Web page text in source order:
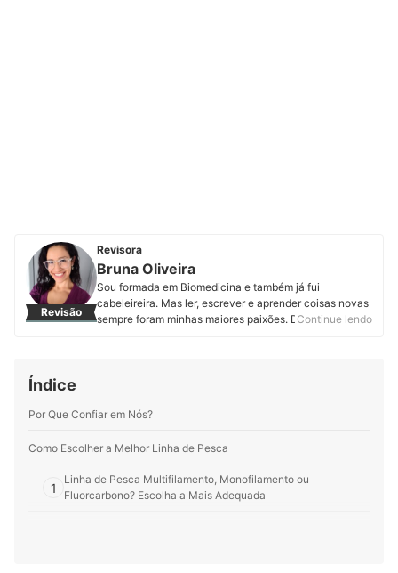
Revisão
Revisora
Bruna Oliveira
Sou formada em Biomedicina e também já fui
cabeleireira. Mas ler, escrever e aprender coisas novas
sempre foram minhas maiores paixões. Desde que
e suplementos alimentares. Minha motivação é
objetiva e gostosa de ler.
Continue lendo
Índice
Por Que Confiar em Nós?
Como Escolher a Melhor Linha de Pesca
1
Linha de Pesca Multifilamento, Monofilamento ou
Fluorcarbono? Escolha a Mais Adequada